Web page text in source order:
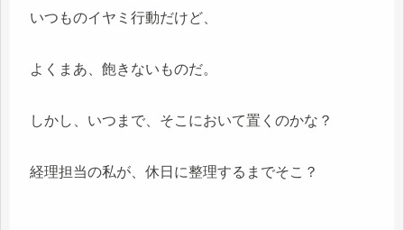
いつものイヤミ行動だけど、
よくまあ、飽きないものだ。
しかし、いつまで、そこにおいて置くのかな？
経理担当の私が、休日に整理するまでそこ？